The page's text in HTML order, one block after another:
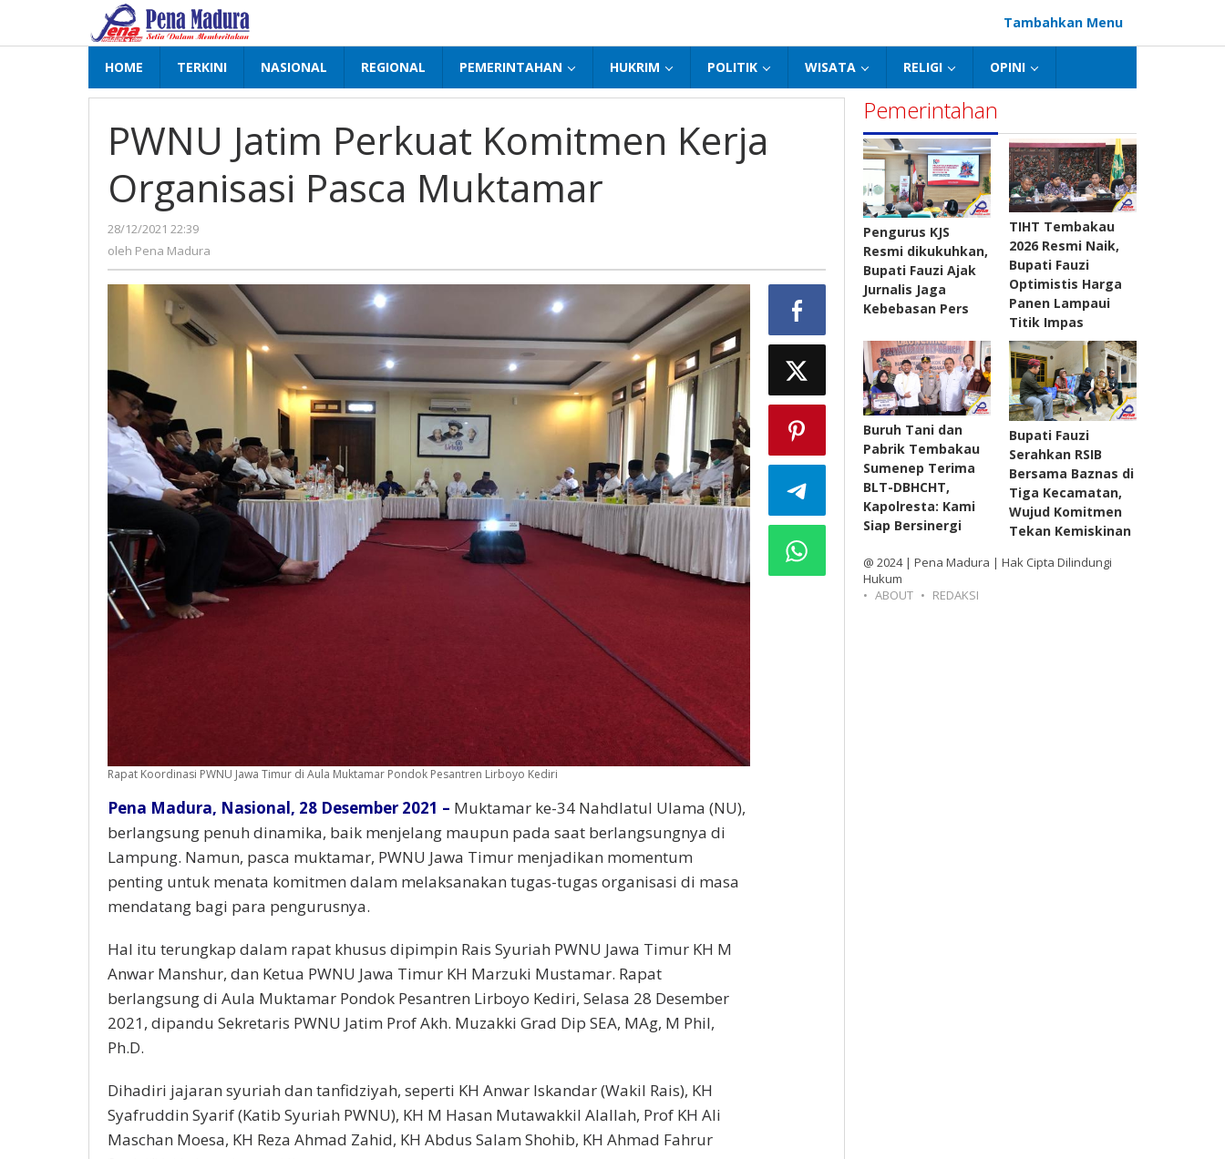
konten
Tambahkan Menu
HOME TERKINI NASIONAL REGIONAL PEMERINTAHAN HUKRIM POLITIK WISATA RELIGI OPINI
PWNU Jatim Perkuat Komitmen Kerja
Organisasi Pasca Muktamar
28/12/2021 22:39
Pena
oleh Pena Madura
Rapat Koordinasi PWNU Jawa Timur di Aula Muktamar Pondok Pesantren Lirboyo Kediri
Pena Madura, Nasional, 28 Desember 2021 – Muktamar ke-34 Nahdlatul Ulama (NU),
berlangsung penuh dinamika, baik menjelang maupun pada saat berlangsungnya di
Lampung. Namun, pasca muktamar, PWNU Jawa Timur menjadikan momentum
penting untuk menata komitmen dalam melaksanakan tugas-tugas organisasi di masa
mendatang bagi para pengurusnya.
Hal itu terungkap dalam rapat khusus dipimpin Rais Syuriah PWNU Jawa Timur KH M
Anwar Manshur, dan Ketua PWNU Jawa Timur KH Marzuki Mustamar. Rapat
berlangsung di Aula Muktamar Pondok Pesantren Lirboyo Kediri, Selasa 28 Desember
2021, dipandu Sekretaris PWNU Jatim Prof Akh. Muzakki Grad Dip SEA, MAg, M Phil,
Ph.D.
Dihadiri jajaran syuriah dan tanfidziyah, seperti KH Anwar Iskandar (Wakil Rais), KH
Syafruddin Syarif (Katib Syuriah PWNU), KH M Hasan Mutawakkil Alallah, Prof KH Ali
Maschan Moesa, KH Reza Ahmad Zahid, KH Abdus Salam Shohib, KH Ahmad Fahrur
Pemerintahan
Pengurus KJS
Resmi dikukuhkan,
Bupati Fauzi Ajak
Jurnalis Jaga
Kebebasan Pers
TIHT Tembakau
2026 Resmi Naik,
Bupati Fauzi
Optimistis Harga
Panen Lampaui
Titik Impas
Buruh Tani dan
Pabrik Tembakau
Sumenep Terima
BLT-DBHCHT,
Kapolresta: Kami
Siap Bersinergi
Bupati Fauzi
Serahkan RSIB
Bersama Baznas di
Tiga Kecamatan,
Wujud Komitmen
Tekan Kemiskinan
@ 2024 | Pena Madura | Hak Cipta Dilindungi
Hukum
ABOUT
REDAKSI